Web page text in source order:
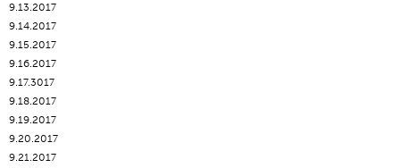
9.13.2017
9.14.2017
9.15.2017
9.16.2017
9.17.3017
9.18.2017
9.19.2017
9.20.2017
9.21.2017